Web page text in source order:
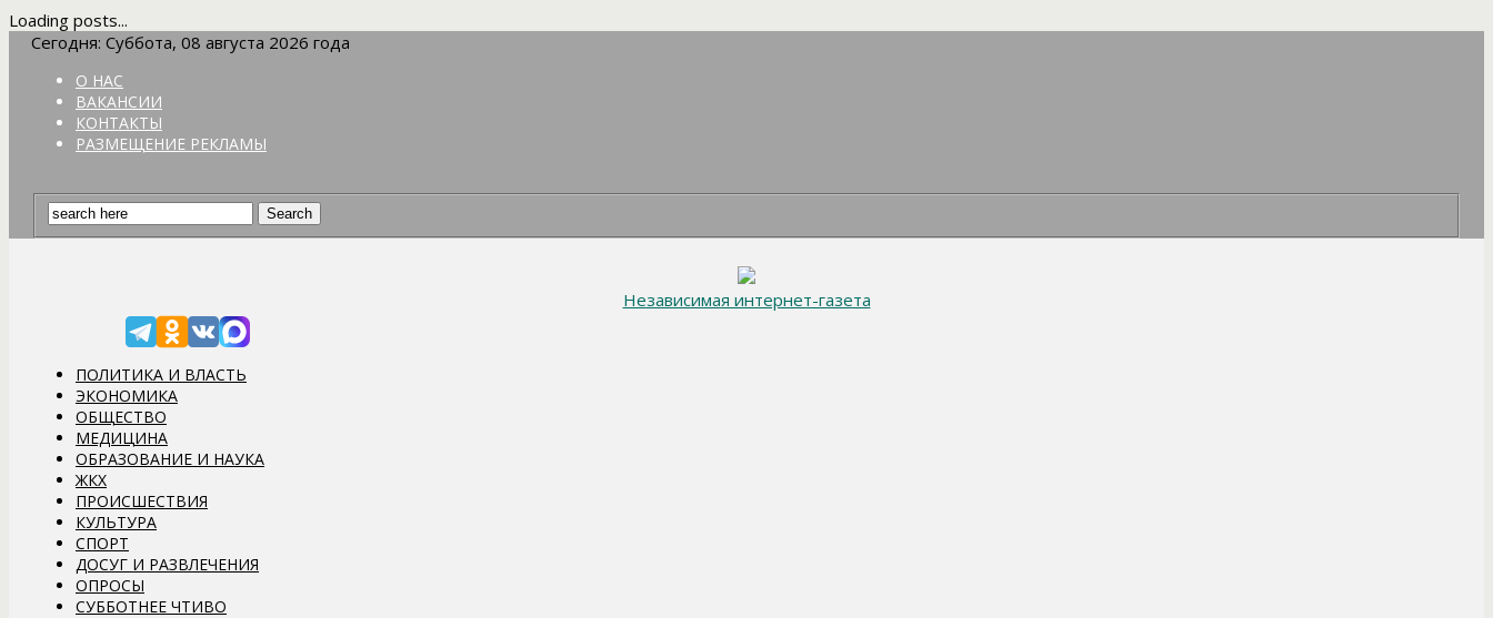
Loading posts...
Сегодня: Суббота, 08 августа 2026 года
О НАС
ВАКАНСИИ
КОНТАКТЫ
РАЗМЕЩЕНИЕ РЕКЛАМЫ
Независимая интернет-газета
ПОЛИТИКА И ВЛАСТЬ
ЭКОНОМИКА
ОБЩЕСТВО
МЕДИЦИНА
ОБРАЗОВАНИЕ И НАУКА
ЖКХ
ПРОИСШЕСТВИЯ
КУЛЬТУРА
СПОРТ
ДОСУГ И РАЗВЛЕЧЕНИЯ
ОПРОСЫ
СУББОТНЕЕ ЧТИВО